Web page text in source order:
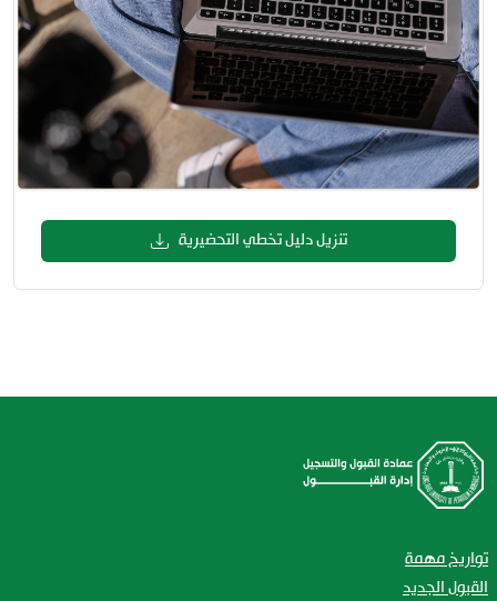
تنزيل دليل تخطي التحضيرية
تواريخ مهمة
القبول الجديد